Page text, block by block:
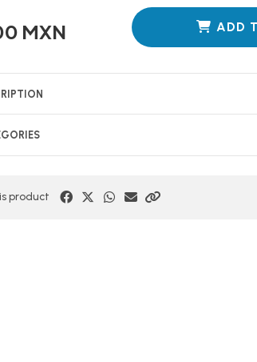
MXN ADD
product